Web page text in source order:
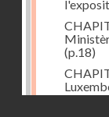
(p.18)
Chine.